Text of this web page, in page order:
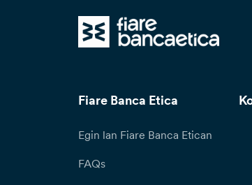
Fiare Banca Etica
Egin lan Fiare Banca Etican
FAQs